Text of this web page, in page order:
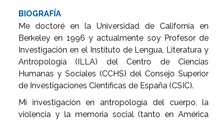
BIOGRAFÍA
Me doctoré en la Universidad de California en
Berkeley en 1996 y actualmente soy Profesor de
Investigación en el Instituto de Lengua, Literatura y
Antropología (ILLA) del Centro de Ciencias
Humanas y Sociales (CCHS) del Consejo Superior
de Investigaciones Científicas de España (CSIC).
Mi investigación en antropología del cuerpo, la
violencia y la memoria social (tanto en América